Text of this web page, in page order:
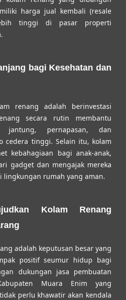
harga jual kembali (resale
tinggi di pasar properti
bagi Kesehatan dan
renang adalah berinvestasi
secara rutin membantu
jantung, pernapasan, dan
cedera tinggi. Selain itu, kolam
kebahagiaan bagi anak-anak,
gadget dan mengajak mereka
lingkungan rumah yang aman.
Kolam Renang
adalah keputusan besar yang
positif seumur hidup bagi
dukungan jasa pembuatan
Muara Enim yang
perlu khawatir akan kendala